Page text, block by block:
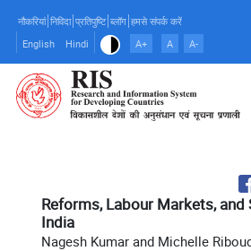
main
content
नौकरियां निविदा प्रतिपुष्टि ब्लॉग हमसे संपर्क करें
English
Hindi A+ A A-
Reforms, Labour Markets, and
India
Nagesh Kumar and Michelle